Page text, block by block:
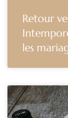
Retour
les